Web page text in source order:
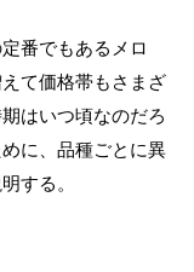
番でもあるメロ
て価格帯もさまざ
はいつ頃なのだろ
に、品種ごとに異
する。